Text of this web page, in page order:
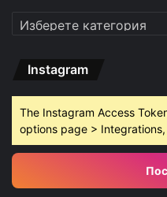
Категории
Instagram
The Instagram Access
options page >